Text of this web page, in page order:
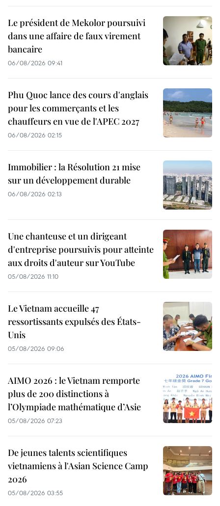
Le président de Mekolor poursuivi
dans une affaire de faux virement
bancaire
06/08/2026 09:41
Phu Quoc lance des cours d'anglais
pour les commerçants et les
chauffeurs en vue de l'APEC 2027
06/08/2026 02:15
Immobilier : la Résolution 21 mise
sur un développement durable
06/08/2026 02:13
Une chanteuse et un dirigeant
d'entreprise poursuivis pour atteinte
aux droits d'auteur sur YouTube
05/08/2026 11:10
Le Vietnam accueille 47
ressortissants expulsés des États-
Unis
05/08/2026 09:06
AIMO 2026 : le Vietnam remporte
plus de 200 distinctions à
l’Olympiade mathématique d’Asie
05/08/2026 07:23
De jeunes talents scientifiques
vietnamiens à l'Asian Science Camp
2026
05/08/2026 03:55